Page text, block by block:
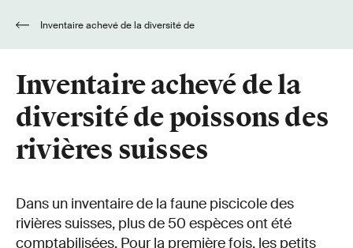
Inventaire achevé de la
diversité de poissons des
rivières suisses
Dans un inventaire de la faune piscicole des
rivières suisses, plus de 50 espèces ont été
comptabilisées. Pour la première fois, les petits